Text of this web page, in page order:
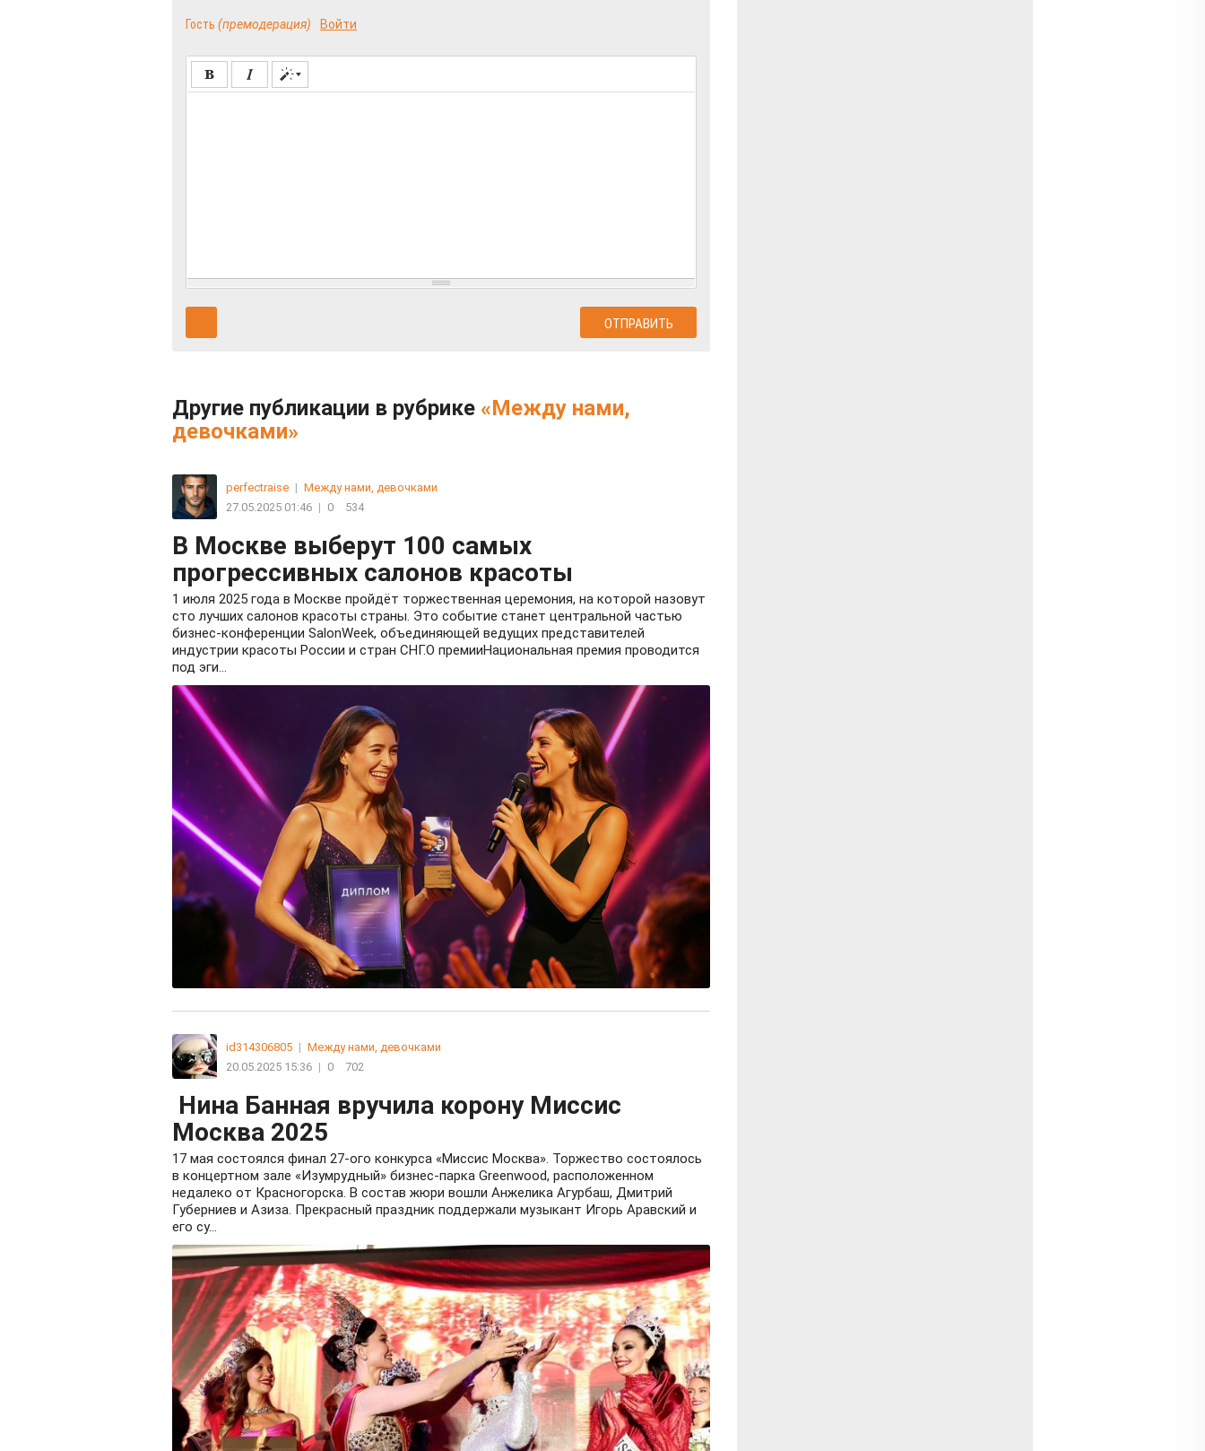
Гость (премодерация) Войти
Другие публикации в рубрике «Между нами,
девочками»
perfectraise | Между нами, девочками
27.05.2025 01:46 | 0 534
В Москве выберут 100 самых
прогрессивных салонов красоты
1 июля 2025 года в Москве пройдёт торжественная церемония, на которой назовут
сто лучших салонов красоты страны. Это событие станет центральной частью
бизнес-конференции SalonWeek, объединяющей ведущих представителей
индустрии красоты России и стран СНГ.О премииНациональная премия проводится
под эги...
id314306805 | Между нами, девочками
20.05.2025 15:36 | 0 702
Нина Банная вручила корону Миссис
Москва 2025
17 мая состоялся финал 27-ого конкурса «Миссис Москва». Торжество состоялось
в концертном зале «Изумрудный» бизнес-парка Greenwood, расположенном
недалеко от Красногорска. В состав жюри вошли Анжелика Агурбаш, Дмитрий
Губерниев и Азиза. Прекрасный праздник поддержали музыкант Игорь Аравский и
его су...